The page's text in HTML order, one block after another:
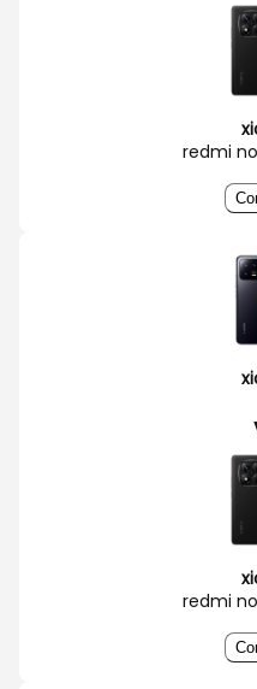
redmi
redmi